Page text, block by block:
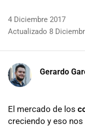
4 Diciembre 2017
Actualizado 8
Gerardo
El mercado de los
creciendo y eso